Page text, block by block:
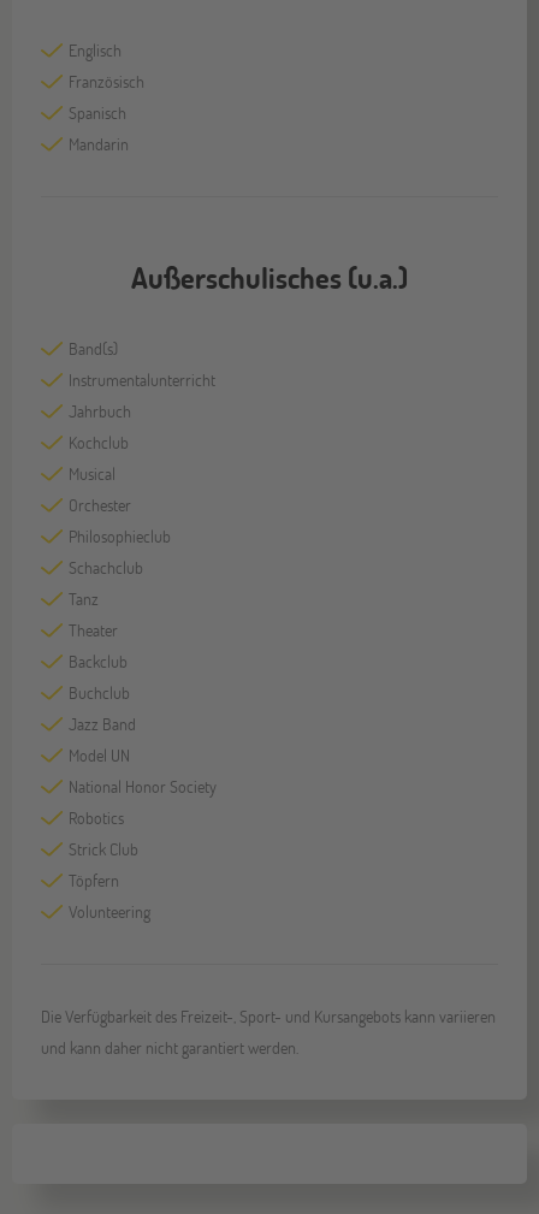
Englisch
Französisch
Spanisch
Mandarin
Außerschulisches (u.a.)
Band(s)
Instrumentalunterricht
Jahrbuch
Kochclub
Musical
Orchester
Philosophieclub
Schachclub
Tanz
Theater
Backclub
Buchclub
Jazz Band
Model UN
National Honor Society
Robotics
Strick Club
Töpfern
Volunteering
Die Verfügbarkeit des Freizeit-, Sport- und Kursangebots kann variieren
und kann daher nicht garantiert werden.